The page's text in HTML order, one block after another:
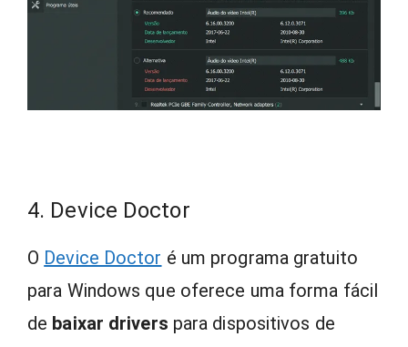
4. Device Doctor
O Device Doctor é um programa gratuito
para Windows que oferece uma forma fácil
de baixar drivers para dispositivos de